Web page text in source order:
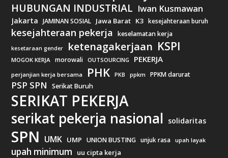
HUBUNGAN INDUSTRIAL Iwan Kusmawan
Jakarta JAMINAN SOSIAL Jawa Barat K3 kesejahteraan buruh
kesejahteraan pekerja keselamatan kerja
kesetaraan gender ketenagakerjaan KSPI
MOGOK KERJA morowali OUTSOURCING PEKERJA
perjanjian kerja bersama PHK PKB ppkm PPKM darurat
PSP SPN Serikat Buruh
SERIKAT PEKERJA
serikat pekerja nasional solidaritas
SPN UMK UMP UNION BUSTING unjuk rasa upah layak
upah minimum uu cipta kerja